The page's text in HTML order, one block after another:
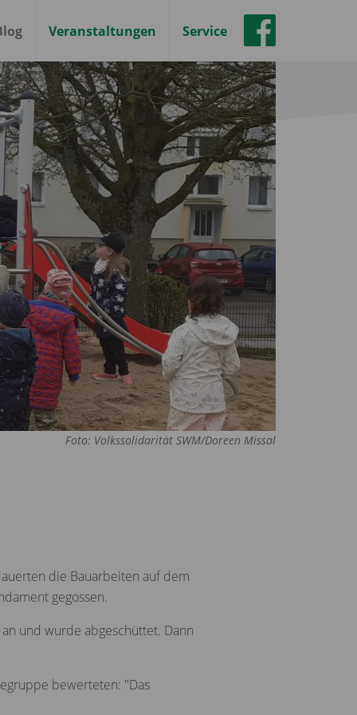
Veranstaltungen Service
Foto: Volkssolidarität SWM/Doreen Missal
die Bauarbeiten auf dem
gegossen.
und wurde abgeschüttet. Dann
bewerteten: "Das